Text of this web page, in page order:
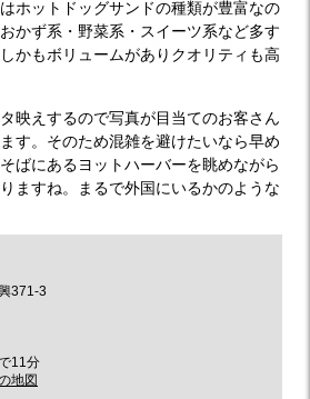
ホットドッグサンドの種類が豊富なの
かず系・野菜系・スイーツ系など多す
かもボリュームがありクオリティも高
映えするので写真が目当てのお客さん
す。そのため混雑を避けたいなら早め
ばにあるヨットハーバーを眺めながら
ますね。まるで外国にいるかのような
371-3
11分
地図